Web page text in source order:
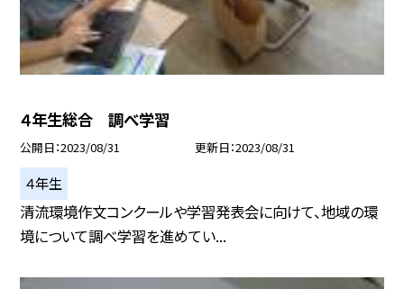
４年生総合 調べ学習
公開日 2023/08/31 更新日 2023/08/31
４年生
清流環境作文コンクールや学習発表会に向けて、地域の環
境について調べ学習を進めてい...